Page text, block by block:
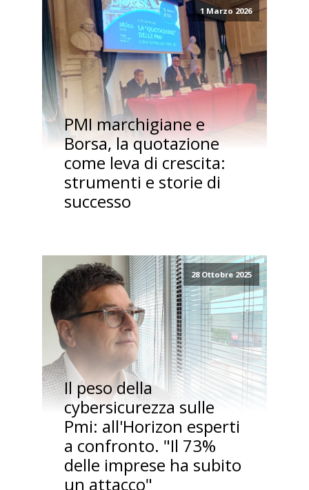
1 Marzo 2026
PMI marchigiane e
Borsa, la quotazione
come leva di crescita:
strumenti e storie di
successo
28 Ottobre 2025
Il peso della
cybersicurezza sulle
Pmi: all'Horizon esperti
a confronto. "Il 73%
delle imprese ha subito
un attacco"